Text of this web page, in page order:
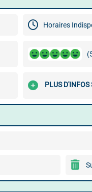
Horaires
PLUS D'INFOS